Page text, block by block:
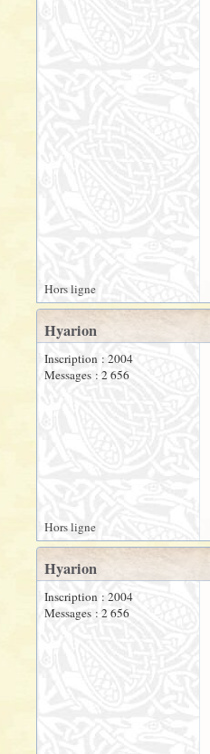
Hors ligne
Hyarion
Inscription : 2004
Messages : 2 656
Hors ligne
Hyarion
Inscription : 2004
Messages : 2 656